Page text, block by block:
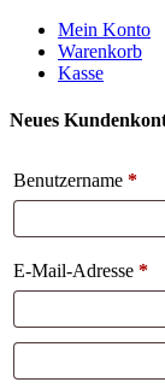
Weiter
zum
Inhalt
Mein Konto
Warenkorb
Kasse
Neues
Benutzername *
E-Mail-Adresse *